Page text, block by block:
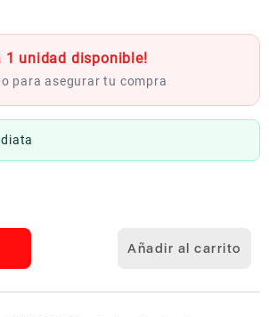
1 unidad disponible!
para asegurar tu compra
Añadir al carrito